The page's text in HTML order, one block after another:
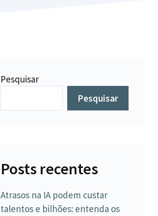
Pesquisar
Pesquisar
Posts recentes
Atrasos na IA podem custar
talentos e bilhões: entenda os